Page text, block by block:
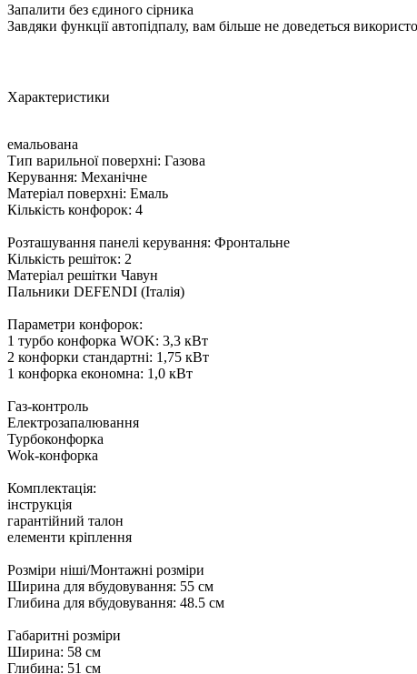
Запалити без єдиного сірника
Завдяки функції автопідпалу, вам більше не доведеться
Характеристики
емальована
Тип варильної поверхні: Газова
Керування: Механічне
Матеріал поверхні: Емаль
Кількість конфорок: 4
Розташування панелі керування: Фронтальне
Кількість решіток: 2
Матеріал решітки Чавун
Пальники DEFENDI (Італія)
Параметри конфорок:
1 турбо конфорка WOK: 3,3 кВт
2 конфорки стандартні: 1,75 кВт
1 конфорка економна: 1,0 кВт
Газ-контроль
Електрозапалювання
Турбоконфорка
Wok-конфорка
Комплектація:
інструкція
гарантійний талон
елементи кріплення
Розміри ніші/Монтажні розміри
Ширина для вбудовування: 55 см
Глибина для вбудовування: 48.5 см
Габаритні розміри
Ширина: 58 см
Глибина: 51 см